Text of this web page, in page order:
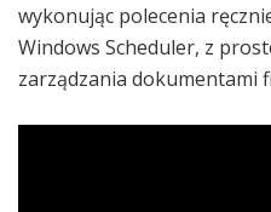
wykonując polecenia
Windows Scheduler, z
zarządzania dokumentami